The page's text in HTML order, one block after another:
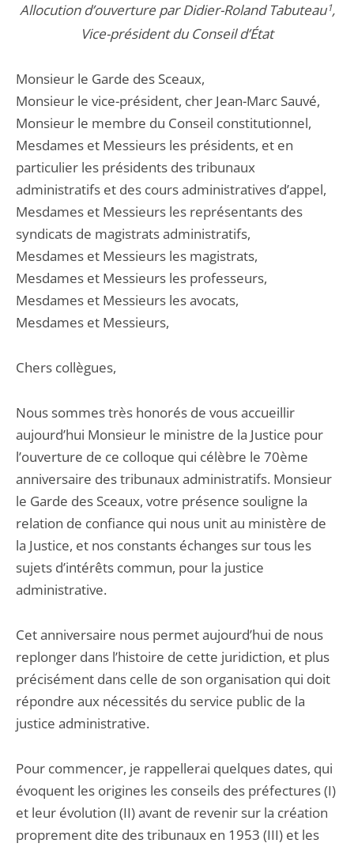
Allocution d’ouverture par Didier-Roland Tabuteau1,
Vice-président du Conseil d’État
Monsieur le Garde des Sceaux,
Monsieur le vice-président, cher Jean-Marc Sauvé,
Monsieur le membre du Conseil constitutionnel,
Mesdames et Messieurs les présidents, et en
particulier les présidents des tribunaux
administratifs et des cours administratives d’appel,
Mesdames et Messieurs les représentants des
syndicats de magistrats administratifs,
Mesdames et Messieurs les magistrats,
Mesdames et Messieurs les professeurs,
Mesdames et Messieurs les avocats,
Mesdames et Messieurs,
Chers collègues,
Nous sommes très honorés de vous accueillir
aujourd’hui Monsieur le ministre de la Justice pour
l’ouverture de ce colloque qui célèbre le 70ème
anniversaire des tribunaux administratifs. Monsieur
le Garde des Sceaux, votre présence souligne la
relation de confiance qui nous unit au ministère de
la Justice, et nos constants échanges sur tous les
sujets d’intérêts commun, pour la justice
administrative.
Cet anniversaire nous permet aujourd’hui de nous
replonger dans l’histoire de cette juridiction, et plus
précisément dans celle de son organisation qui doit
répondre aux nécessités du service public de la
justice administrative.
Pour commencer, je rappellerai quelques dates, qui
évoquent les origines les conseils des préfectures (I)
et leur évolution (II) avant de revenir sur la création
proprement dite des tribunaux en 1953 (III) et les